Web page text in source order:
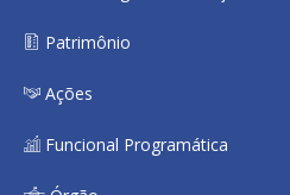
Patrimônio
Ações
Funcional Programática